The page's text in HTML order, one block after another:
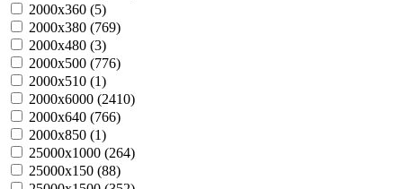
2000х360 (5)
2000х380 (769)
2000х480 (3)
2000х500 (776)
2000х510 (1)
2000х6000 (2410)
2000х640 (766)
2000х850 (1)
25000х1000 (264)
25000х150 (88)